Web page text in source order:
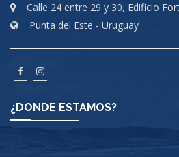
Calle 24 entre 29 y 30, Edificio
Punta del Este - Uruguay
¿DONDE ESTAMOS?